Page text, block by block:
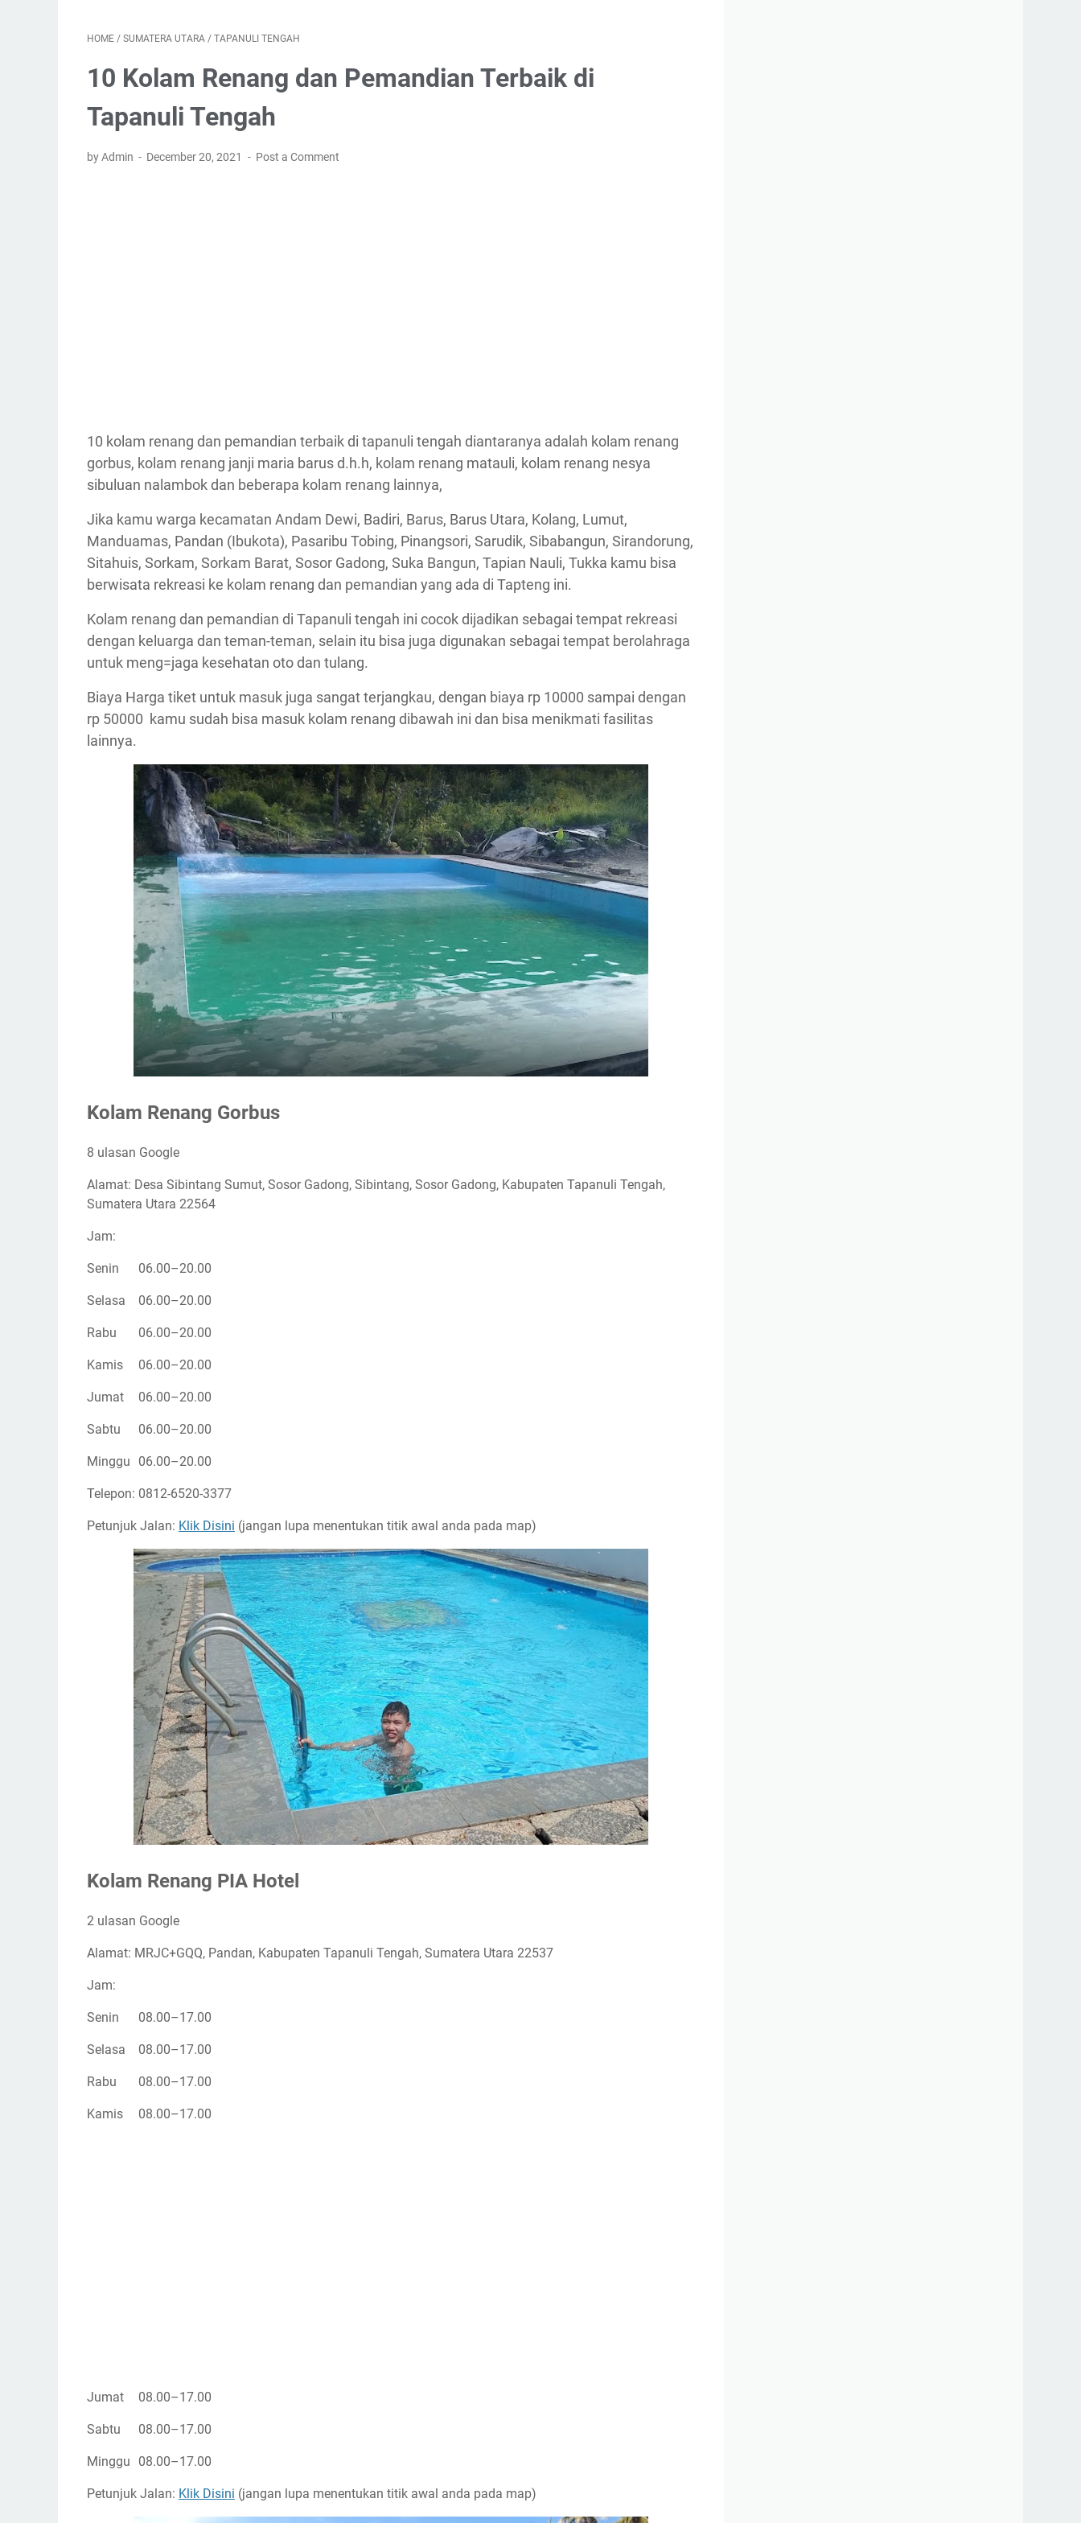
HOME / SUMATERA UTARA / TAPANULI TENGAH
10 Kolam Renang dan Pemandian Terbaik di
Tapanuli Tengah
by Admin December 20, 2021 Post a Comment
10 kolam renang dan pemandian terbaik di tapanuli tengah diantaranya adalah kolam renang
gorbus, kolam renang janji maria barus d.h.h, kolam renang matauli, kolam renang nesya
sibuluan nalambok dan beberapa kolam renang lainnya,
Jika kamu warga kecamatan Andam Dewi, Badiri, Barus, Barus Utara, Kolang, Lumut,
Manduamas, Pandan (Ibukota), Pasaribu Tobing, Pinangsori, Sarudik, Sibabangun, Sirandorung,
Sitahuis, Sorkam, Sorkam Barat, Sosor Gadong, Suka Bangun, Tapian Nauli, Tukka kamu bisa
berwisata rekreasi ke kolam renang dan pemandian yang ada di Tapteng ini.
Kolam renang dan pemandian di Tapanuli tengah ini cocok dijadikan sebagai tempat rekreasi
dengan keluarga dan teman-teman, selain itu bisa juga digunakan sebagai tempat berolahraga
untuk meng=jaga kesehatan oto dan tulang.
Biaya Harga tiket untuk masuk juga sangat terjangkau, dengan biaya rp 10000 sampai dengan
rp 50000 kamu sudah bisa masuk kolam renang dibawah ini dan bisa menikmati fasilitas
lainnya.
Kolam Renang Gorbus
8 ulasan Google
Alamat: Desa Sibintang Sumut, Sosor Gadong, Sibintang, Sosor Gadong, Kabupaten Tapanuli Tengah,
Sumatera Utara 22564
Jam:
Senin 06.00–20.00
Selasa 06.00–20.00
Rabu 06.00–20.00
Kamis 06.00–20.00
Jumat 06.00–20.00
Sabtu 06.00–20.00
Minggu 06.00–20.00
Telepon: 0812-6520-3377
Petunjuk Jalan: Klik Disini (jangan lupa menentukan titik awal anda pada map)
Kolam Renang PIA Hotel
2 ulasan Google
Alamat: MRJC+GQQ, Pandan, Kabupaten Tapanuli Tengah, Sumatera Utara 22537
Jam:
Senin 08.00–17.00
Selasa 08.00–17.00
Rabu 08.00–17.00
Kamis 08.00–17.00
Jumat 08.00–17.00
Sabtu 08.00–17.00
Minggu 08.00–17.00
Petunjuk Jalan: Klik Disini (jangan lupa menentukan titik awal anda pada map)